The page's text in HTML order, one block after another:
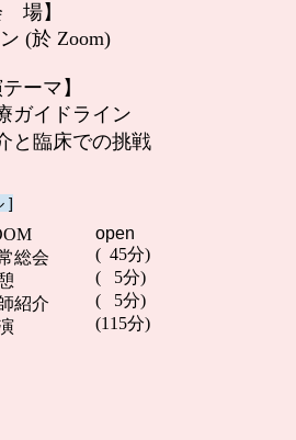
場】
(於 Zoom)
ーマ】
ガイドライン
と臨床での挑戦
総会
紹介
open
( 45分)
( 5分)
( 5分)
(115分)
]